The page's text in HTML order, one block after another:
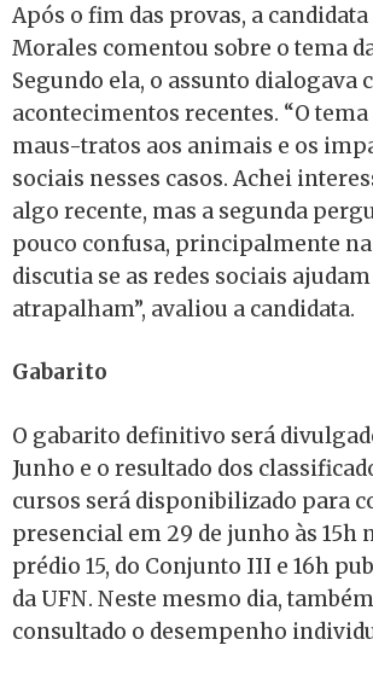
Após o fim das provas, a
Morales comentou sobre o tema
Segundo ela, o assunto dialogava
acontecimentos recentes. “O
maus-tratos aos animais e os
sociais nesses casos. Achei
algo recente, mas a segunda
pouco confusa, principalmente
discutia se as redes sociais
atrapalham”, avaliou a candidata.
Gabarito
O gabarito definitivo será
Junho e o resultado dos
cursos será disponibilizado para
presencial em 29 de junho às 15h
prédio 15, do Conjunto III e 16h
da UFN. Neste mesmo dia,
consultado o desempenho